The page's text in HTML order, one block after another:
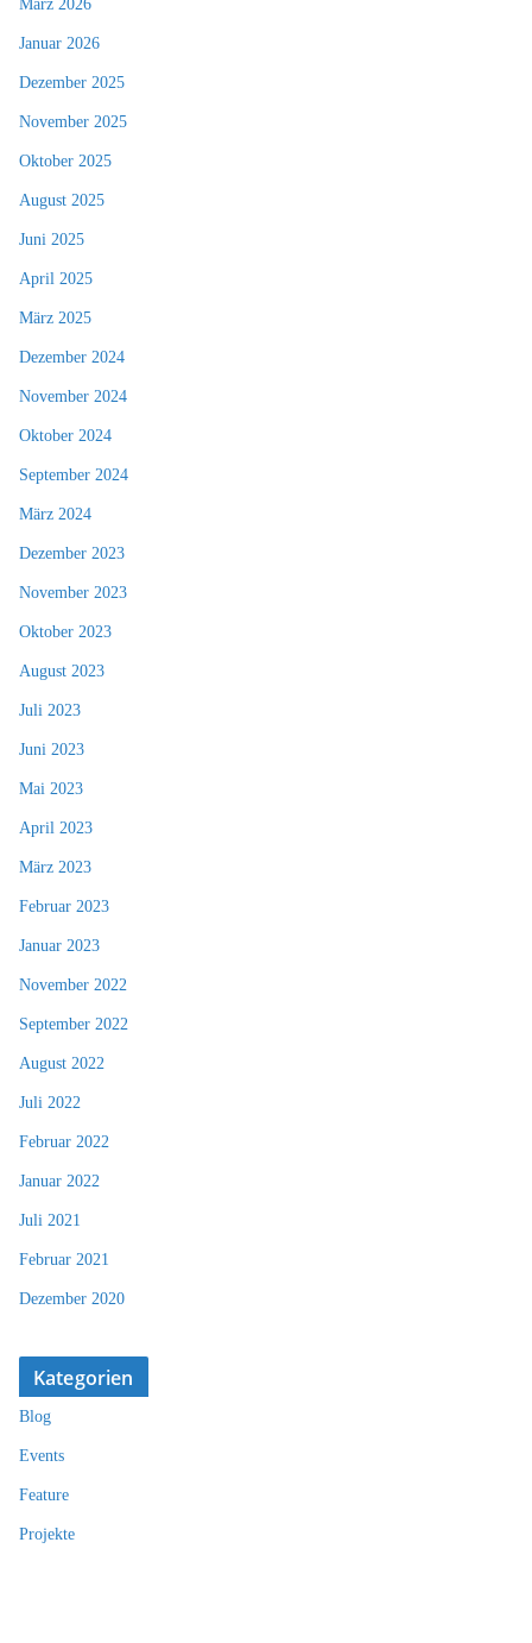
März 2026
Januar 2026
Dezember 2025
November 2025
Oktober 2025
August 2025
Juni 2025
April 2025
März 2025
Dezember 2024
November 2024
Oktober 2024
September 2024
März 2024
Dezember 2023
November 2023
Oktober 2023
August 2023
Juli 2023
Juni 2023
Mai 2023
April 2023
März 2023
Februar 2023
Januar 2023
November 2022
September 2022
August 2022
Juli 2022
Februar 2022
Januar 2022
Juli 2021
Februar 2021
Dezember 2020
Kategorien
Blog
Events
Feature
Projekte